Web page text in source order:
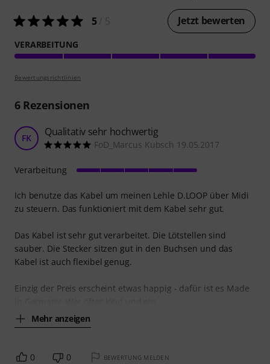
5/ 5 Jetzt bewerten
VERARBEITUNG
Bewertungsrichtlinien
6Rezensionen
FK Qualitativ sehr hochwertig
FoD_Marcus Kubsch 19.05.2017
Ich benutze das Kabel um meinen Lehle D.LOOP über Midi
zu steuern. Das funktioniert mit dem Kabel sehr gut.
Das Kabel ist sehr gut verarbeitet. Die Lötstellen sind
sauber. Die Stecker sitzen gut in den Buchsen und das
Kabel ist auch flexibel genug.
Einzig der Preis erscheint etwas happig - dafür ist es Made
Mehr anzeigen
Verarbeitung
0 0 BEWERTUNG MELDEN